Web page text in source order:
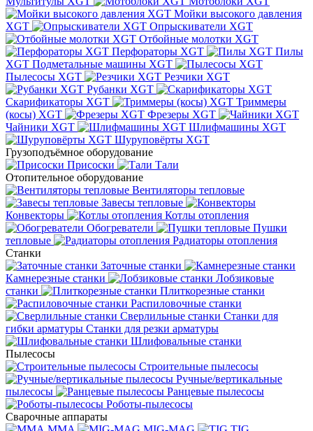
Мойки высокого давления
XGT
Опрыскиватели XGT
Отбойные молотки XGT
Перфораторы XGT
Пилы
XGT Подметальные машины XGT
Пылесосы XGT
Резчики XGT
Рубанки XGT
Скарификаторы XGT
Триммеры
(косы) XGT
Фрезеры XGT
Чайники XGT
Шлифмашины XGT
Шуруповёрты XGT
Грузоподъёмное оборудование
Присоски
Тали
Отопительное оборудование
Вентиляторы тепловые
Завесы тепловые
Конвекторы
Котлы отопления
Обогреватели
Пушки
тепловые
Радиаторы отопления
Станки
Заточные станки
Камнерезные станки
Лобзиковые
станки
Плиткорезные станки
Распиловочные станки
Сверлильные станки Станки для
гибки арматуры Станки для резки арматуры
Шлифовальные станки
Пылесосы
Строительные пылесосы
Ручные/вертикальные
пылесосы
Ранцевые пылесосы
Роботы-пылесосы
Сварочные аппараты